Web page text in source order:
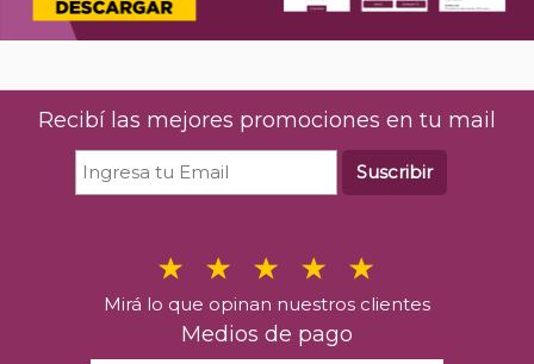
Recibí las mejores promociones en tu mail
Suscribir
Mirá lo que opinan nuestros clientes
Medios de pago